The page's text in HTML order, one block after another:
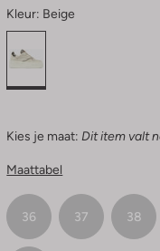
Kleur: Beige
Kies je maat: Dit item valt
Maattabel
36 37 38